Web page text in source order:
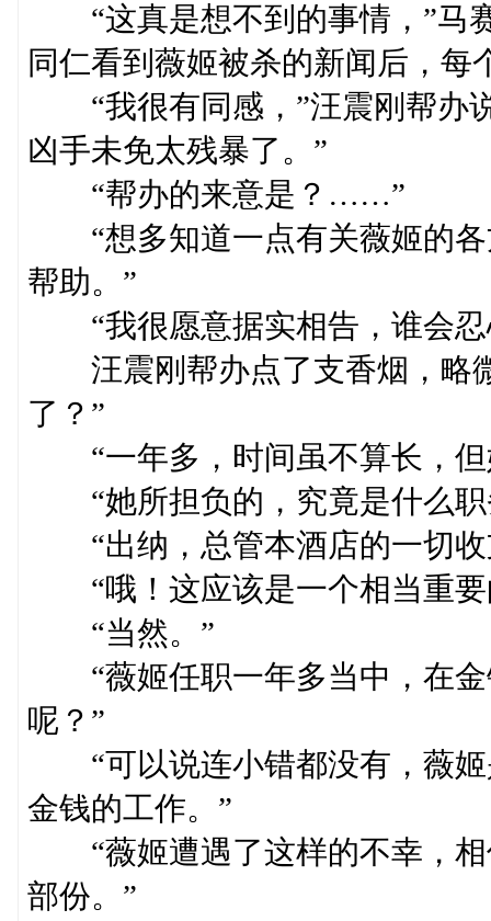
“这真是想不到的事情，”马
同仁看到薇姬被杀的新闻后，每
“我很有同感，”汪震刚帮办
凶手未免太残暴了。”
“帮办的来意是？……”
“想多知道一点有关薇姬的各
帮助。”
“我很愿意据实相告，谁会忍
汪震刚帮办点了支香烟，略
了？”
“一年多，时间虽不算长，但
“她所担负的，究竟是什么职
“出纳，总管本酒店的一切收
“哦！这应该是一个相当重要
“当然。”
“薇姬任职一年多当中，在金
呢？”
“可以说连小错都没有，薇姬
金钱的工作。”
“薇姬遭遇了这样的不幸，相
部份。”